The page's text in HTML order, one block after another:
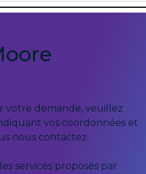
votre demande, veuillez
vos coordonnées et
nous contactez.
services proposés par